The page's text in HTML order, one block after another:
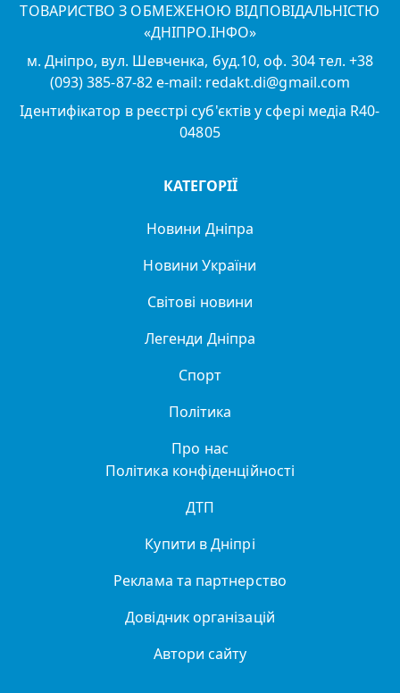
ТОВАРИСТВО З ОБМЕЖЕНОЮ ВІДПОВІДАЛЬНІСТЮ
«ДНІПРО.ІНФО»
м. Дніпро, вул. Шевченка, буд.10, оф. 304 тел. +38
(093) 385-87-82 e-mail: redakt.di@gmail.com
Ідентифікатор в реєстрі суб'єктів у сфері медіа R40-
04805
КАТЕГОРІЇ
Новини Дніпра
Новини України
Світові новини
Легенди Дніпра
Спорт
Політика
Про нас
Політика конфіденційності
ДТП
Купити в Дніпрі
Реклама та партнерство
Довідник організацій
Автори сайту